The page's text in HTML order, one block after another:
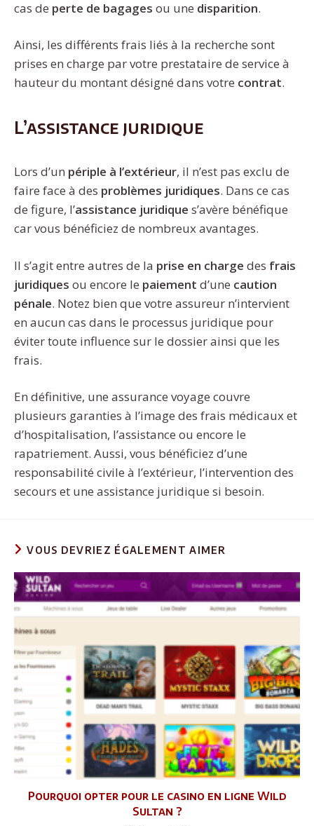
cas de perte de bagages ou une disparition.
Ainsi, les différents frais liés à la recherche sont
prises en charge par votre prestataire de service à
hauteur du montant désigné dans votre contrat.
L’assistance juridique
Lors d’un périple à l’extérieur, il n’est pas exclu de
faire face à des problèmes juridiques. Dans ce cas
de figure, l’assistance juridique s’avère bénéfique
car vous bénéficiez de nombreux avantages.
Il s’agit entre autres de la prise en charge des frais
juridiques ou encore le paiement d’une caution
pénale. Notez bien que votre assureur n’intervient
en aucun cas dans le processus juridique pour
éviter toute influence sur le dossier ainsi que les
frais.
En définitive, une assurance voyage couvre
plusieurs garanties à l’image des frais médicaux et
d’hospitalisation, l’assistance ou encore le
rapatriement. Aussi, vous bénéficiez d’une
responsabilité civile à l’extérieur, l’intervention des
secours et une assistance juridique si besoin.
VOUS DEVRIEZ ÉGALEMENT AIMER
Pourquoi opter pour le casino en ligne Wild
Sultan ?